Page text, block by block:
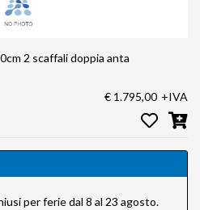
2 scaffali doppia anta
€ 1.795,00 +IVA
per ferie dal 8 al 23 agosto.